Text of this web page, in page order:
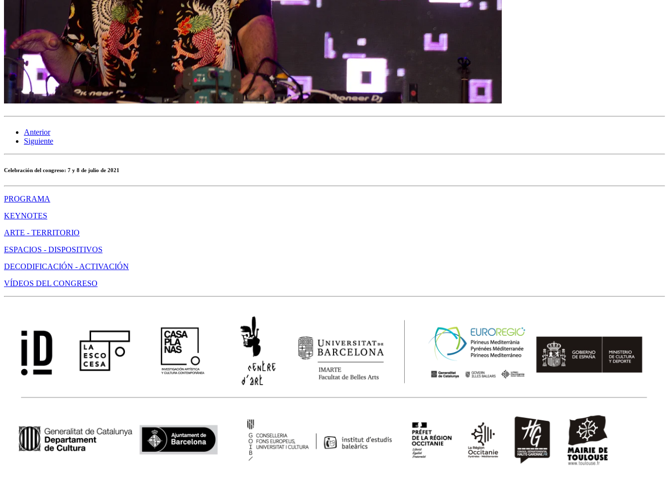
Anterior
Siguiente
Celebración del congreso: 7 y 8 de julio de 2021
PROGRAMA
KEYNOTES
ARTE - TERRITORIO
ESPACIOS - DISPOSITIVOS
DECODIFICACIÓN - ACTIVACIÓN
VÍDEOS DEL CONGRESO